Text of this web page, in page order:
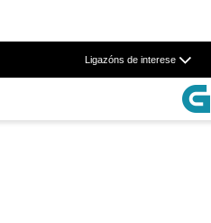
Ligazóns de interese